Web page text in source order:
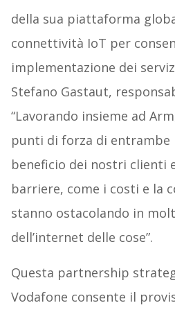
della sua piattaforma
connettività IoT per
implementazione dei
Stefano Gastaut,
“Lavorando insieme ad
punti di forza di entrambe
beneficio dei nostri clienti
barriere, come i costi e la
stanno ostacolando in
dell’internet delle cose”.
Questa partnership
Vodafone consente il